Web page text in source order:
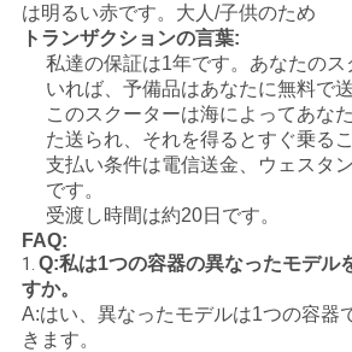
地
ラ
イ
バ
は明るい赤です。大人/子供のため
トランザクションの言葉:
私達の保証は1年です。あなたのス
いれば、予備品はあなたに無料で
このスクーターは海によってあな
た送られ、それを得るとすぐ乗る
支払い条件は電信送金、ウェスタ
です。
受渡し時間は約20日です。
FAQ:
1. Q:私は1つの容器の異なったモデル
すか。
A:はい、異なったモデルは1つの容器
きます。